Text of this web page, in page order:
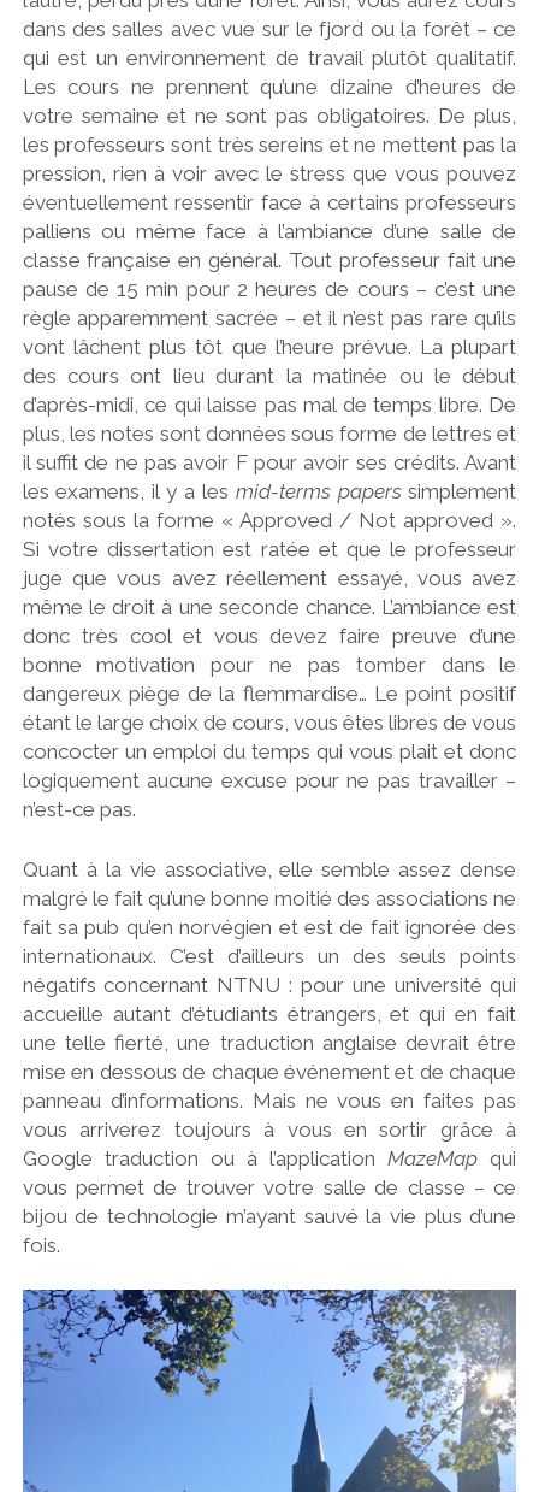
dans des salles avec vue sur le fjord ou la forêt – ce
qui est un environnement de travail plutôt qualitatif.
Les cours ne prennent qu’une dizaine d’heures de
votre semaine et ne sont pas obligatoires. De plus,
les professeurs sont très sereins et ne mettent pas la
pression, rien à voir avec le stress que vous pouvez
éventuellement ressentir face à certains professeurs
palliens ou même face à l’ambiance d’une salle de
classe française en général. Tout professeur fait une
pause de 15 min pour 2 heures de cours – c’est une
règle apparemment sacrée – et il n’est pas rare qu’ils
vont lâchent plus tôt que l’heure prévue. La plupart
des cours ont lieu durant la matinée ou le début
d’après-midi, ce qui laisse pas mal de temps libre. De
plus, les notes sont données sous forme de lettres et
il suffit de ne pas avoir F pour avoir ses crédits. Avant
les examens, il y a les mid-terms paperssimplement
notés sous la forme « Approved / Not approved ».
Si votre dissertation est ratée et que le professeur
juge que vous avez réellement essayé, vous avez
même le droit à une seconde chance. L’ambiance est
donc très cool et vous devez faire preuve d’une
bonne motivation pour ne pas tomber dans le
dangereux piège de la flemmardise… Le point positif
étant le large choix de cours, vous êtes libres de vous
concocter un emploi du temps qui vous plait et donc
logiquement aucune excuse pour ne pas travailler –
n’est-ce pas.
Quant à la vie associative, elle semble assez dense
malgré le fait qu’une bonne moitié des associations ne
fait sa pub qu’en norvégien et est de fait ignorée des
internationaux. C’est d’ailleurs un des seuls points
négatifs concernant NTNU : pour une université qui
accueille autant d’étudiants étrangers, et qui en fait
une telle fierté, une traduction anglaise devrait être
mise en dessous de chaque événement et de chaque
panneau d’informations. Mais ne vous en faites pas
vous arriverez toujours à vous en sortir grâce à
Google traduction ou à l’applicationMazeMap qui
vous permet de trouver votre salle de classe – ce
bijou de technologie m’ayant sauvé la vie plus d’une
fois.